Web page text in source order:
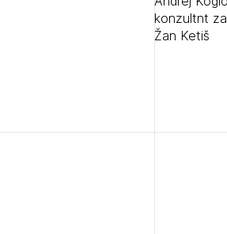
konzultnt
Žan Ketiš